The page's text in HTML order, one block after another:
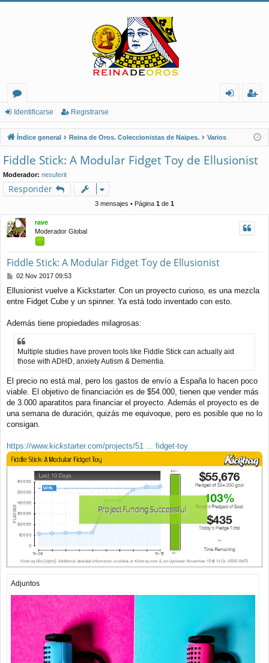
or
os
nt
ifi
ca
ist
ra
rs
Identificarse Registrarse
Índice general Reina de Oros. Coleccionistas de Naipes. Varios
Fiddle Stick: A Modular Fidget Toy de Ellusionist
Moderador: nesuferit
Responder
3 mensajes • Página 1 de 1
rave
Moderador Global
Fiddle Stick: A Modular Fidget Toy de Ellusionist
M
n
s
j
02 Nov 2017 09:53
Ellusionist vuelve a Kickstarter. Con un proyecto curioso, es una mezcla
entre Fidget Cube y un spinner. Ya está todo inventado con esto.
Además tiene propiedades milagrosas:
Multiple studies have proven tools like Fiddle Stick can actually aid
those with ADHD, anxiety Autism & Dementia.
El precio no está mal, pero los gastos de envío a España lo hacen poco
viable. El objetivo de financiación es de $54.000, tienen que vender más
de 3.000 aparatitos para financiar el proyecto. Además el proyecto es de
una semana de duración, quizás me equivoque, pero es posible que no lo
consigan.
https://www.kickstarter.com/projects/51 ... fidget-toy
Adjuntos